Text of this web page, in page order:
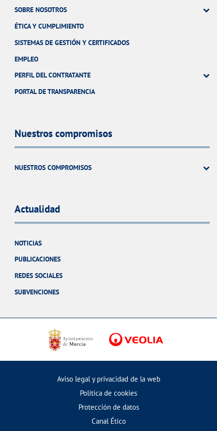
SOBRE NOSOTROS
ÉTICA Y CUMPLIMIENTO
SISTEMAS DE GESTIÓN Y CERTIFICADOS
EMPLEO
PERFIL DEL CONTRATANTE
PORTAL DE TRANSPARENCIA
Nuestros compromisos
NUESTROS COMPROMISOS
Actualidad
NOTICIAS
PUBLICACIONES
REDES SOCIALES
SUBVENCIONES
Aviso legal y privacidad de la web
Política de cookies
Protección de datos
Canal Ético